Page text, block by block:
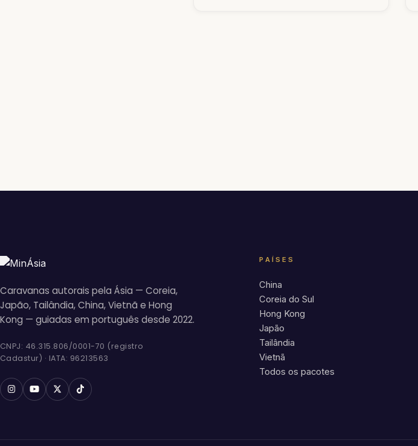
Caravanas autorais pela Ásia — Coreia,
Japão, Tailândia, China, Vietnã e Hong
Kong — guiadas em português desde 2022.
CNPJ: 46.315.806/0001-70 (registro
Cadastur) · IATA: 96213563
PAÍSES
China
Coreia do Sul
Hong Kong
Japão
Tailândia
Vietnã
Todos os pacotes